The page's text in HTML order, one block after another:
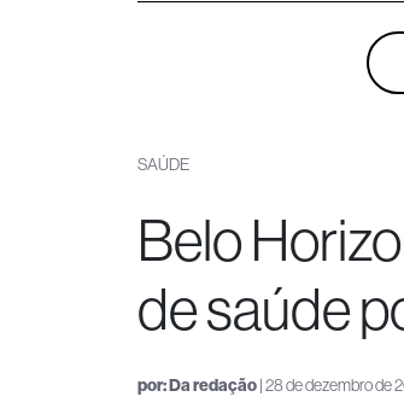
SAÚDE
Belo
de saúde
por:Da redação| 28 de dezembro de